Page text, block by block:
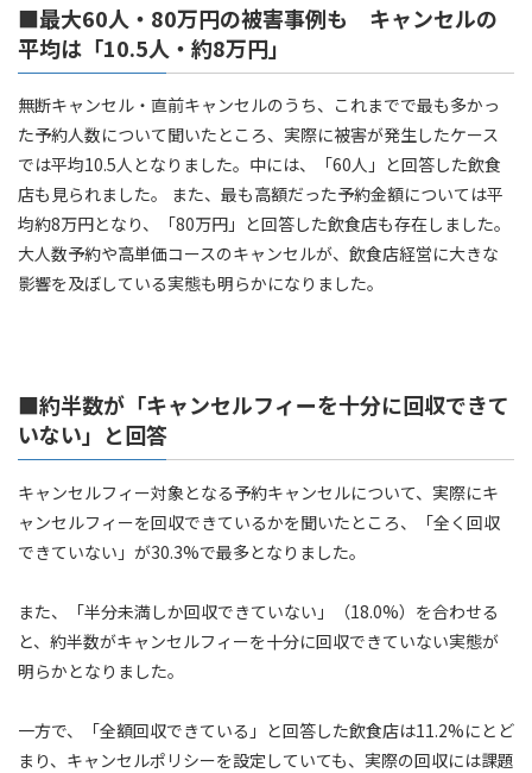
■最大60人・80万円の被害事例も キャンセルの
平均は「10.5人・約8万円」
無断キャンセル・直前キャンセルのうち、これまでで最も多かっ
た予約人数について聞いたところ、実際に被害が発生したケース
では平均10.5人となりました。中には、「60人」と回答した飲食
店も見られました。 また、最も高額だった予約金額については平
均約8万円となり、「80万円」と回答した飲食店も存在しました。
大人数予約や高単価コースのキャンセルが、飲食店経営に大きな
影響を及ぼしている実態も明らかになりました。
■約半数が「キャンセルフィーを十分に回収できて
いない」と回答
キャンセルフィー対象となる予約キャンセルについて、実際にキ
ャンセルフィーを回収できているかを聞いたところ、「全く回収
できていない」が30.3%で最多となりました。
また、「半分未満しか回収できていない」（18.0%）を合わせる
と、約半数がキャンセルフィーを十分に回収できていない実態が
明らかとなりました。
一方で、「全額回収できている」と回答した飲食店は11.2%にとど
まり、キャンセルポリシーを設定していても、実際の回収には課題